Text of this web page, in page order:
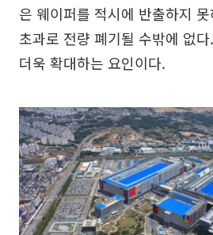
은 웨이퍼를 적시에 반출하지
초과로 전량 폐기될 수밖에 없
더욱 확대하는 요인이다.